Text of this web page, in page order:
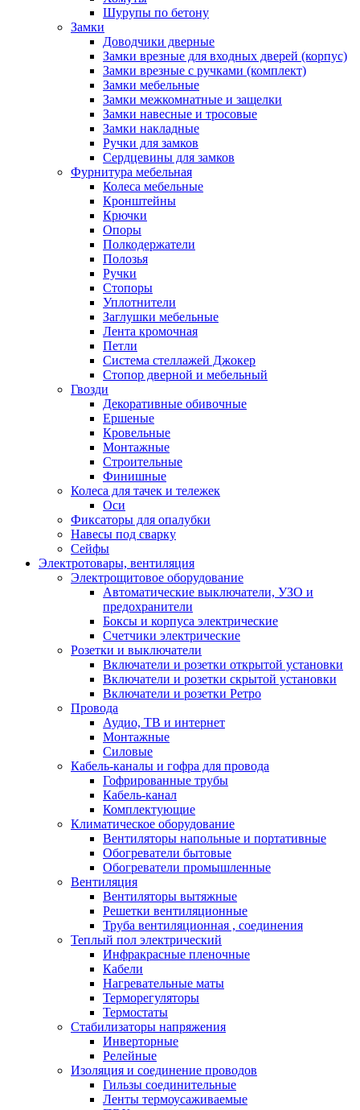
Шурупы по бетону
Замки
Доводчики дверные
Замки врезные для входных дверей (корпус)
Замки врезные с ручками (комплект)
Замки мебельные
Замки межкомнатные и защелки
Замки навесные и тросовые
Замки накладные
Ручки для замков
Сердцевины для замков
Фурнитура мебельная
Колеса мебельные
Кронштейны
Крючки
Опоры
Полкодержатели
Полозья
Ручки
Стопоры
Уплотнители
Заглушки мебельные
Лента кромочная
Петли
Система стеллажей Джокер
Стопор дверной и мебельный
Гвозди
Декоративные обивочные
Ершеные
Кровельные
Монтажные
Строительные
Финишные
Колеса для тачек и тележек
Оси
Фиксаторы для опалубки
Навесы под сварку
Сейфы
Электротовары, вентиляция
Электрощитовое оборудование
Автоматические выключатели, УЗО и
предохранители
Боксы и корпуса электрические
Счетчики электрические
Розетки и выключатели
Включатели и розетки открытой установки
Включатели и розетки скрытой установки
Включатели и розетки Ретро
Провода
Аудио, ТВ и интернет
Монтажные
Силовые
Кабель-каналы и гофра для провода
Гофрированные трубы
Кабель-канал
Комплектующие
Климатическое оборудование
Вентиляторы напольные и портативные
Обогреватели бытовые
Обогреватели промышленные
Вентиляция
Вентиляторы вытяжные
Решетки вентиляционные
Труба вентиляционная , соединения
Теплый пол электрический
Инфракрасные пленочные
Кабели
Нагревательные маты
Терморегуляторы
Термостаты
Стабилизаторы напряжения
Инверторные
Релейные
Изоляция и соединение проводов
Гильзы соединительные
Ленты термоусаживаемые